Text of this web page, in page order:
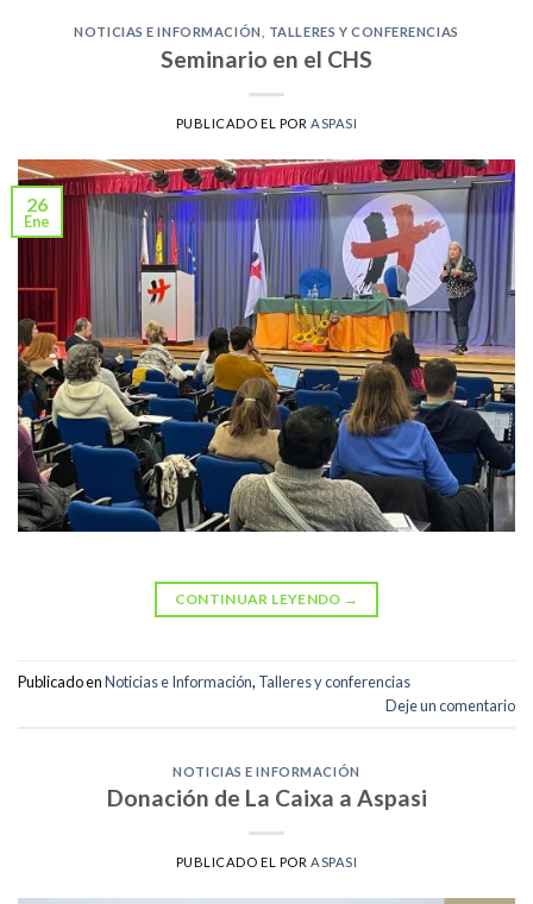
NOTICIAS E INFORMACIÓN TALLERES Y CONFERENCIAS
Seminario en el CHS
PUBLICADO EL POR ASPASI
26
Ene
CONTINUAR LEYENDO →
Publicado enNoticias e Información, Talleres y conferencias
Deje un comentario
NOTICIAS E INFORMACIÓN
Donación de La Caixa a Aspasi
PUBLICADO EL PORASPASI